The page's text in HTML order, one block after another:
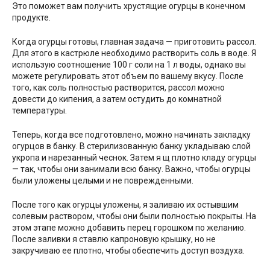
Это поможет вам получить хрустящие огурцы в конечном
продукте.
Когда огурцы готовы, главная задача — приготовить рассол.
Для этого в кастрюле необходимо растворить соль в воде. Я
использую соотношение 100 г соли на 1 л воды, однако вы
можете регулировать этот объем по вашему вкусу. После
того, как соль полностью растворится, рассол можно
довести до кипения, а затем остудить до комнатной
температуры.
Теперь, когда все подготовлено, можно начинать закладку
огурцов в банку. В стерилизованную банку укладываю слой
укропа и нарезанный чеснок. Затем я щ плотно кладу огурцы
— так, чтобы они занимали всю банку. Важно, чтобы огурцы
были уложены целыми и не поврежденными.
После того как огурцы уложены, я заливаю их остывшим
солевым раствором, чтобы они были полностью покрыты. На
этом этапе можно добавить перец горошком по желанию.
После заливки я ставлю капроновую крышку, но не
закручиваю ее плотно, чтобы обеспечить доступ воздуха.